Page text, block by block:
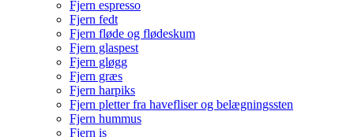
Fjern espresso
Fjern fedt
Fjern fløde og flødeskum
Fjern glaspest
Fjern gløgg
Fjern græs
Fjern harpiks
Fjern pletter fra havefliser og belægningssten
Fjern hummus
Fjern is